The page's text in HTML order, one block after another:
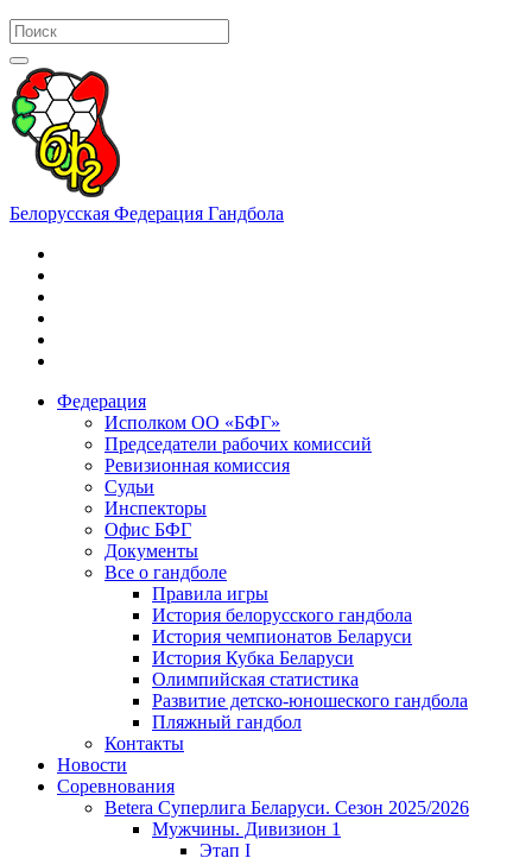
Белорусская Федерация Гандбола
Федерация
Исполком ОО «БФГ»
Председатели рабочих комиссий
Ревизионная комиссия
Судьи
Инспекторы
Офис БФГ
Документы
Все о гандболе
Правила игры
История белорусского гандбола
История чемпионатов Беларуси
История Кубка Беларуси
Олимпийская статистика
Развитие детско-юношеского гандбола
Пляжный гандбол
Контакты
Новости
Соревнования
Betera Суперлига Беларуси. Сезон 2025/2026
Мужчины. Дивизион 1
Этап I